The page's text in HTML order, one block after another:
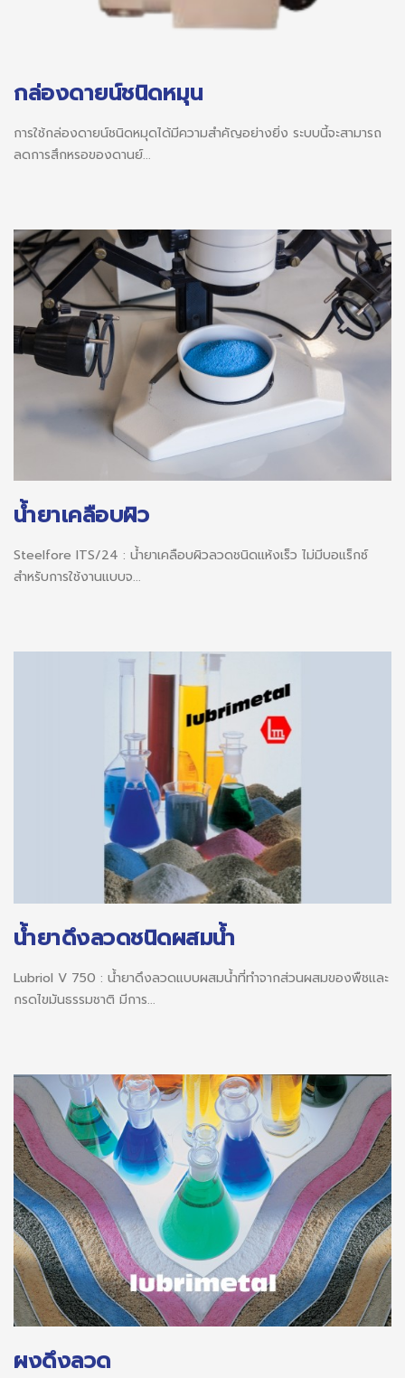
กล่องดายน์ชนิดหมุน
การใช้กล่องดายน์ชนิดหมุดได้มีความสำคัญอย่างยิ่ง ระบบนี้จะสามารถ
ลดการสึกหรอของดานย์...
น้ำยาเคลือบผิว
Steelfore ITS/24 : น้ำยาเคลือบผิวลวดชนิดแห้งเร็ว ไม่มีบอแร็กซ์
สำหรับการใช้งานแบบจ...
น้ำยาดึงลวดชนิดผสมน้ำ
Lubriol V 750 : น้ำยาดึงลวดแบบผสมน้ำที่ทำจากส่วนผสมของพืชและ
กรดไขมันธรรมชาติ มีการ...
ผงดึงลวด